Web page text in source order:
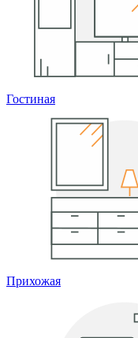
Гостиная
Прихожая